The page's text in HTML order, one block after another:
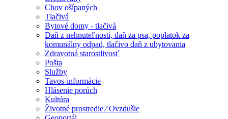
Chov ošípaných
Tlačivá
Bytové domy - tlačivá
Daň z nehnuteľnosti, daň za psa, poplatok za
komunálny odpad, tlačivo daň z ubytovania
Zdravotná starostlivosť
Pošta
Služby
Tavos-informácie
Hlásenie porúch
Kultúra
Životné prostredie ⁄ Ovzdušie